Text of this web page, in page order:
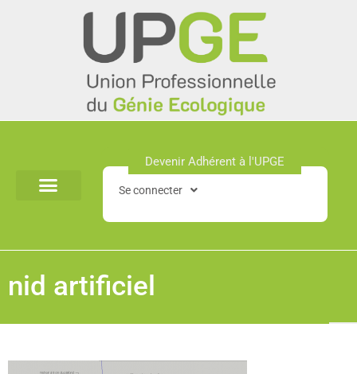
Devenir Adhérent à l'UPGE​
Se connecter
nid artificiel